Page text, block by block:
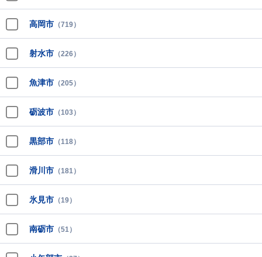
高岡市 （719）
射水市 （226）
魚津市 （205）
砺波市 （103）
黒部市 （118）
滑川市 （181）
氷見市 （19）
南砺市 （51）